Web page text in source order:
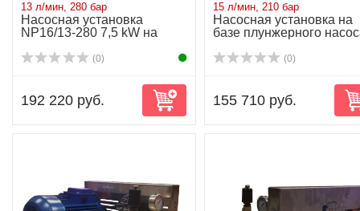
13 л/мин, 280 бар
Насосная установка
NP16/13-280 7,5 kW на
(0)
192 220 руб.
15 л/мин, 210 бар
Насосная установка на
базе плунжерного
(0)
155 710 руб.